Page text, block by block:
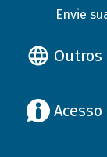
Envie
Outros